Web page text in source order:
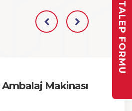
TALEP FORMU
Makinası